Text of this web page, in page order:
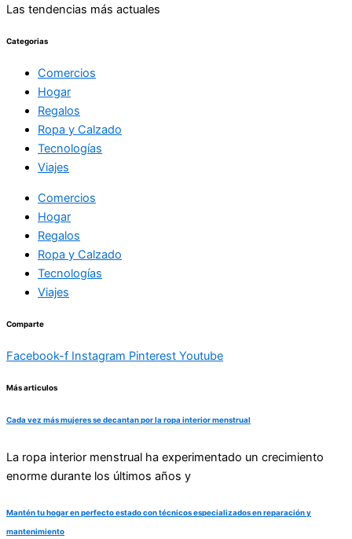
Las tendencias más actuales
Categorias
Comercios
Hogar
Regalos
Ropa y Calzado
Tecnologías
Viajes
Comercios
Hogar
Regalos
Ropa y Calzado
Tecnologías
Viajes
Comparte
Facebook-f Instagram Pinterest Youtube
Más articulos
Cada vez más mujeres se decantan por la ropa interior menstrual
La ropa interior menstrual ha experimentado un crecimiento
enorme durante los últimos años y
Mantén tu hogar en perfecto estado con técnicos especializados en reparación y
mantenimiento